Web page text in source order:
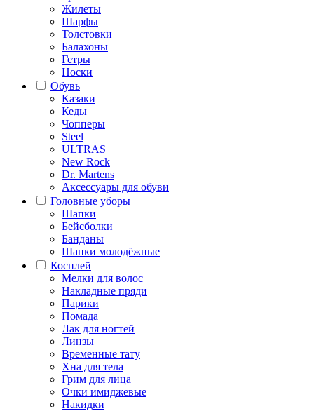
Жилеты
Шарфы
Толстовки
Балахоны
Гетры
Носки
Обувь
Казаки
Кеды
Чопперы
Steel
ULTRAS
New Rock
Dr. Martens
Аксессуары для обуви
Головные уборы
Шапки
Бейсболки
Банданы
Шапки молодёжные
Косплей
Мелки для волос
Накладные пряди
Парики
Помада
Лак для ногтей
Линзы
Временные тату
Хна для тела
Грим для лица
Очки имиджевые
Накидки